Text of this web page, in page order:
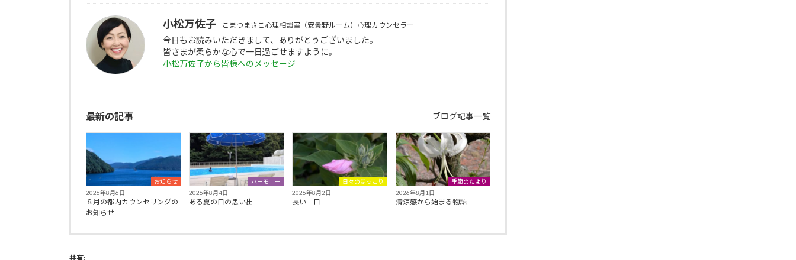
小松万佐子 こまつまさこ心理相談室（安曇野ルーム）心理カウンセラー
今日もお読みいただきまして、ありがとうございました。
皆さまが柔らかな心で一日過ごせますように。
小松万佐子から皆様へのメッセージ
最新の記事 ブログ記事一覧
お知らせ
2026年8月6日
８月の都内カウンセリングの
お知らせ
ハーモニー
2026年8月4日
ある夏の日の思い出
日々のほっこり
2026年8月2日
長い一日
季節のたより
2026年8月1日
清涼感から始まる物語
共有: